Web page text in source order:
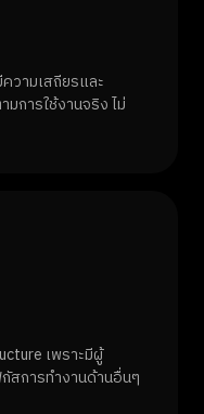
วามเสถียรและ
การใช้งานจริง ไม่
เพราะมีผู้
สการทำงานด้านอื่นๆ